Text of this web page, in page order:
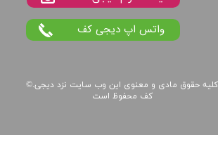
©. کلیه حقوق مادی و معنوی این وب سایت نزددیجی
کف محفوظ است
واتس اپ دیجی کف